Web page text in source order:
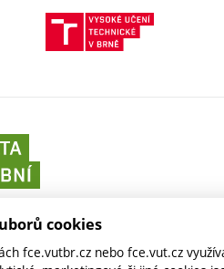
(externí
stavební
VUT
Brně
cookies
fce.vutbr.cz nebo fce.vut.cz